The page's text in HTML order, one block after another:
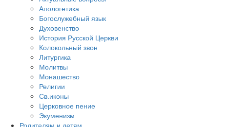
Апологетика
Богослужебный язык
Духовенство
История Русской Церкви
Колокольный звон
Литургика
Молитвы
Монашество
Религии
Св.иконы
Церковное пение
Экуменизм
Родителям и детям